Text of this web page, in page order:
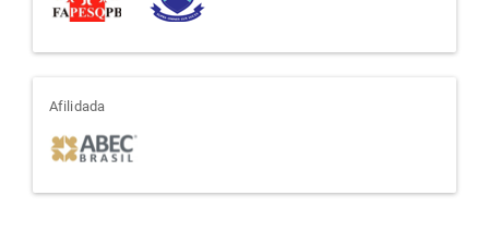
afiliada
Afilidada